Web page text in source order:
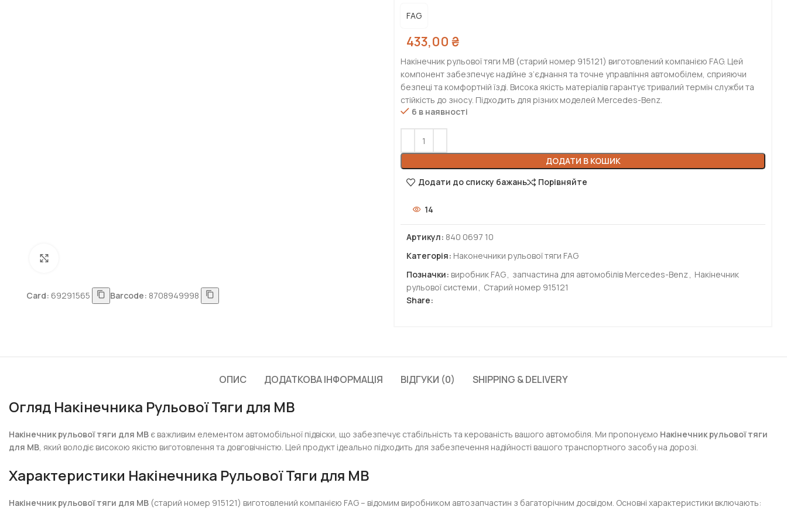
Card: 69291565 Barcode: 8708949998
FAG
433,00 ₴
Накінечник рульової тяги MB (старий номер 915121) виготовлений компанією FAG. Цей
компонент забезпечує надійне з’єднання та точне управління автомобілем, сприяючи
безпеці та комфортній їзді. Висока якість матеріалів гарантує тривалий термін служби та
стійкість до зносу. Підходить для різних моделей Mercedes-Benz.
6 в наявності
ДОДАТИ В КОШИК
Додати до списку бажань
Порівняйте
14
Артикул: 840 0697 10
Категорія: Наконечники рульової тяги FAG
Позначки: виробник FAG, запчастина для автомобілів Mercedes-Benz, Накінечник
рульової системи , Старий номер 915121
Share:
ОПИС ДОДАТКОВА ІНФОРМАЦІЯ ВІДГУКИ (0) SHIPPING & DELIVERY
Огляд Накінечника Рульової Тяги для MB
Накінечник рульової тяги для MB є важливим елементом автомобільної підвіски, що забезпечує стабільність та керованість вашого автомобіля. Ми пропонуємо Накінечник рульової тяги
для MB, який володіє високою якістю виготовлення та довговічністю. Цей продукт ідеально підходить для забезпечення надійності вашого транспортного засобу на дорозі.
Характеристики Накінечника Рульової Тяги для MB
Накінечник рульової тяги для MB (старий номер 915121) виготовлений компанією FAG – відомим виробником автозапчастин з багаторічним досвідом. Основні характеристики включають: